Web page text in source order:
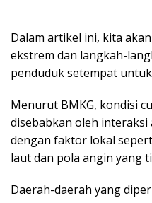
Dalam artikel ini, kita
ekstrem dan langkah-
penduduk setempat
Menurut BMKG, kondisi
disebabkan oleh
dengan faktor lokal
laut dan pola angin yang
Daerah-daerah yang